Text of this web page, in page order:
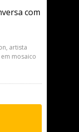
com
artista
mosaico